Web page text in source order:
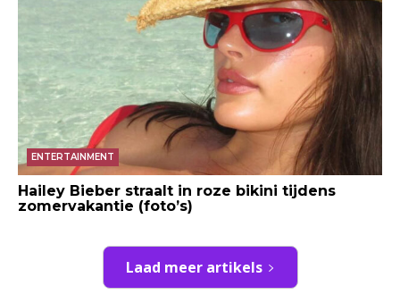
ENTERTAINMENT
Hailey Bieber straalt in roze bikini tijdens
zomervakantie (foto’s)
Laad meer artikels